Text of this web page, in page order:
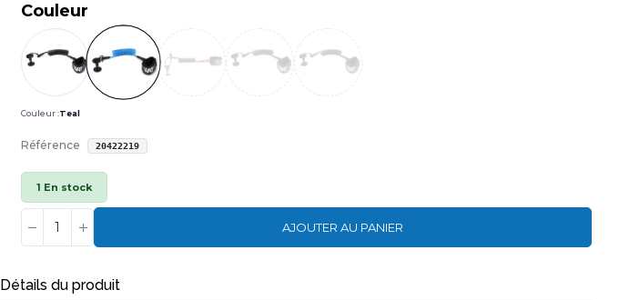
Couleur
Couleur :Teal
Référence 20422219
1 En stock
AJOUTER AU PANIER
Détails du produit